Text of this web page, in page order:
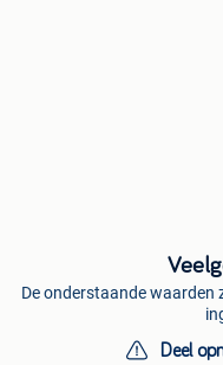
De onderstaande waarden
Deel